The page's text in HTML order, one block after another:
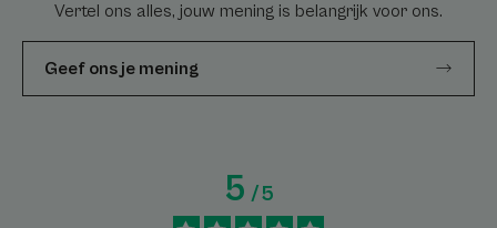
Vertel ons alles, jouw mening is belangrijk voor ons.
Geef ons je mening
5/5